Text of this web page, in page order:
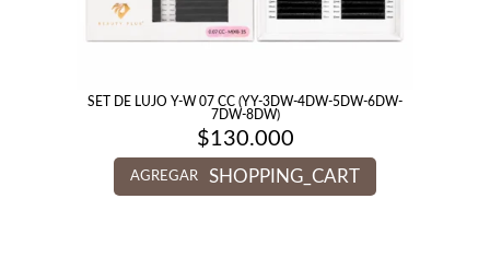
SET DE LUJO Y-W 07 CC (YY-3DW-4DW-5DW-6DW-
7DW-8DW)
$130.000
AGREGAR SHOPPING_CART